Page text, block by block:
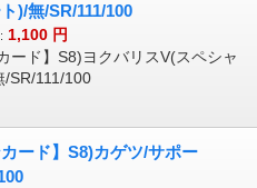
)/無/SR/111/100
1,100 円
ード】S8)ヨクバリスV(スペシャ
/SR/111/100
カード】S8)カゲツ/サポー